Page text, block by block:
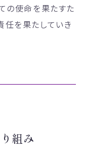
の使命を果たすた
任を果たしていき
組み